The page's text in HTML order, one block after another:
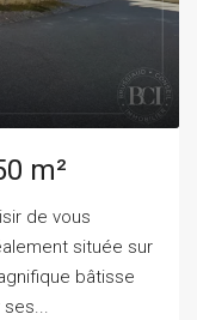
m²
de vous
située sur
bâtisse